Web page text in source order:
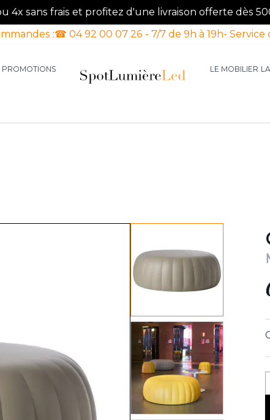
4x sans frais et profitez d'une livraison offerte dès
:☎ 04 92 00 07 26 - 7/7 de 9h à 19h-
PROMOTIONS LE MOBILIER
View larger image